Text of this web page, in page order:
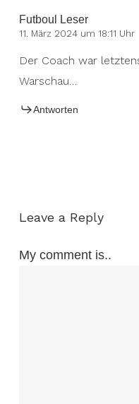
Futboul Leser
11. März 2024 um 18:11 Uhr
Der Coach war
Warschau…
Antworten
Leave a Reply
My comment is..